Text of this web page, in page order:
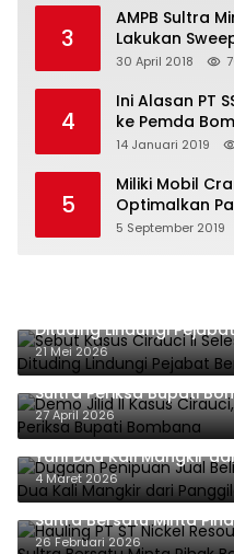
3
AMPB Sultra
Lakukan
30 April 2018
4
Ini Alasan PT
ke Pemda
14 Januari 2019
5
Miliki Mobil
Optimalkan
5 September 2019
Dituding Lindungi
21 Mei 2026
Demo Jilid II Kasus
Sultra Periksa Bupati
27 April 2026
Dugaan Penipuan Jual
Yani Dua Kali Mangkir
4 Maret 2026
Hauling PT ST Nickel
Sultra Bersatu Minta
26 Februari 2026